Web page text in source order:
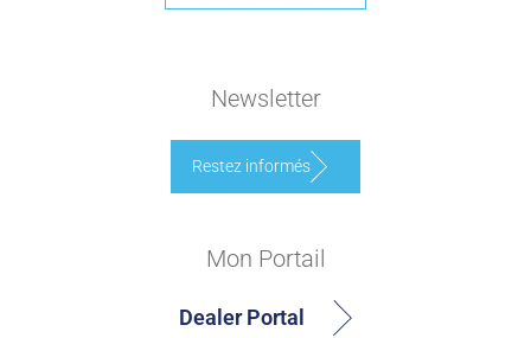
Newsletter
Restez informés
Mon Portail
Dealer Portal